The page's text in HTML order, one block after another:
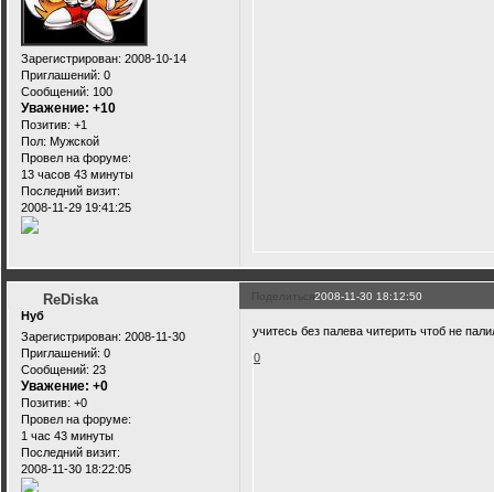
Зарегистрирован: 2008-10-14
Приглашений: 0
Сообщений: 100
Уважение: +10
Позитив: +1
Пол: Мужской
Провел на форуме:
13 часов 43 минуты
Последний визит:
2008-11-29 19:41:25
Поделиться2008-11-30 18:12:50
ReDiska
Нуб
Зарегистрирован: 2008-11-30
Приглашений: 0
Сообщений: 23
Уважение: +0
Позитив: +0
Провел на форуме:
1 час 43 минуты
Последний визит:
2008-11-30 18:22:05
учитесь без палева читерить чтоб не
0